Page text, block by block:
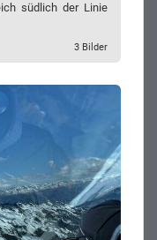
südlich der Linie
3 Bilder